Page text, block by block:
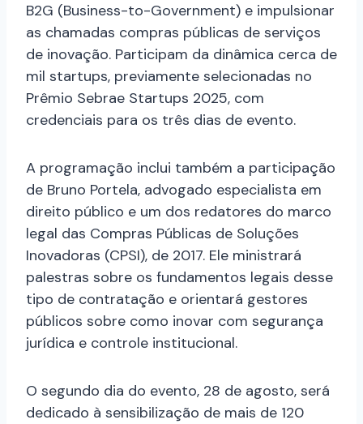
B2G (Business-to-Government) e impulsionar
as chamadas compras públicas de serviços
de inovação. Participam da dinâmica cerca de
mil startups, previamente selecionadas no
Prêmio Sebrae Startups 2025, com
credenciais para os três dias de evento.
A programação inclui também a participação
de Bruno Portela, advogado especialista em
direito público e um dos redatores do marco
legal das Compras Públicas de Soluções
Inovadoras (CPSI), de 2017. Ele ministrará
palestras sobre os fundamentos legais desse
tipo de contratação e orientará gestores
públicos sobre como inovar com segurança
jurídica e controle institucional.
O segundo dia do evento, 28 de agosto, será
dedicado à sensibilização de mais de 120